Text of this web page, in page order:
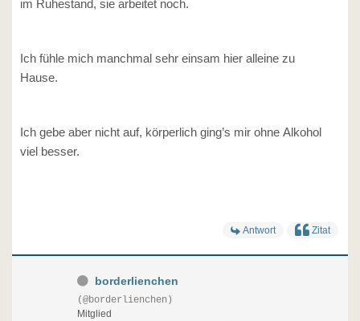
im Ruhestand, sie arbeitet noch.
Ich fühle mich manchmal sehr einsam hier alleine zu
Hause.
Ich gebe aber nicht auf, körperlich ging’s mir ohne Alkohol
viel besser.
Antwort Zitat
borderlienchen
(@borderlienchen)
Mitglied